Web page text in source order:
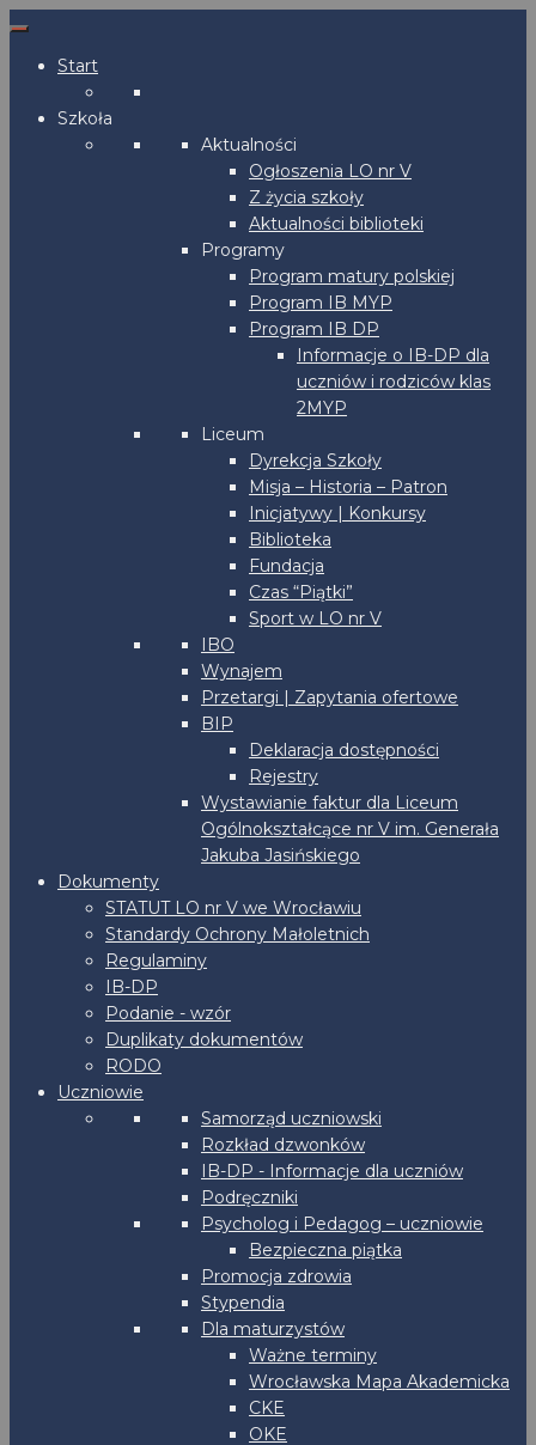
Start
Szkoła
Aktualności
Ogłoszenia LO nr V
Z życia szkoły
Aktualności biblioteki
Programy
Program matury polskiej
Program IB MYP
Program IB DP
Informacje o IB-DP dla
uczniów i rodziców klas
2MYP
Liceum
Dyrekcja Szkoły
Misja – Historia – Patron
Inicjatywy | Konkursy
Biblioteka
Fundacja
Czas “Piątki”
Sport w LO nr V
IBO
Wynajem
Przetargi | Zapytania ofertowe
BIP
Deklaracja dostępności
Rejestry
Wystawianie faktur dla Liceum
Ogólnokształcące nr V im. Generała
Jakuba Jasińskiego
Dokumenty
STATUT LO nr V we Wrocławiu
Standardy Ochrony Małoletnich
Regulaminy
IB-DP
Podanie - wzór
Duplikaty dokumentów
RODO
Uczniowie
Samorząd uczniowski
Rozkład dzwonków
IB-DP - Informacje dla uczniów
Podręczniki
Psycholog i Pedagog – uczniowie
Bezpieczna piątka
Promocja zdrowia
Stypendia
Dla maturzystów
Ważne terminy
Wrocławska Mapa Akademicka
CKE
OKE